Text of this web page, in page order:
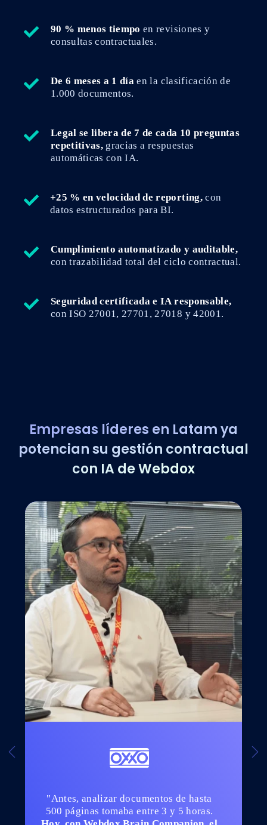
90 % menos tiempo en revisiones y
consultas contractuales.
De 6 meses a 1 día en la clasificación de
1.000 documentos.
Legal se libera de 7 de cada 10 preguntas
repetitivas, gracias a respuestas
automáticas con IA.
+25 % en velocidad de reporting, con
datos estructurados para BI.
Cumplimiento automatizado y auditable,
con trazabilidad total del ciclo contractual.
Seguridad certificada e IA responsable,
con ISO 27001, 27701, 27018 y 42001.
Empresas líderes en Latam ya
potencian su gestión contractual
con IA de Webdox
"Antes, analizar documentos de hasta
500 páginas tomaba entre 3 y 5 horas.